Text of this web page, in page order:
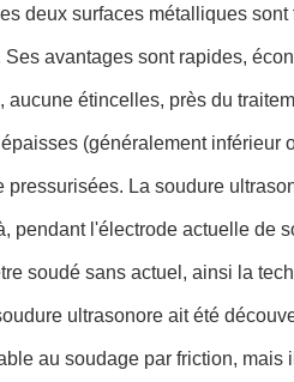
deux surfaces métalliques
Ses avantages sont rapides,
aucune étincelles, près du
(généralement
pressurisées. La soudure
pendant l'électrode actuelle
soudé sans actuel, ainsi la
ultrasonore ait été
au soudage par friction,